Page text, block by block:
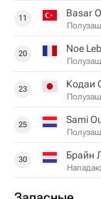
11 Basar
20 Noe
23 Кодаи
25 Sami
30 Брайн